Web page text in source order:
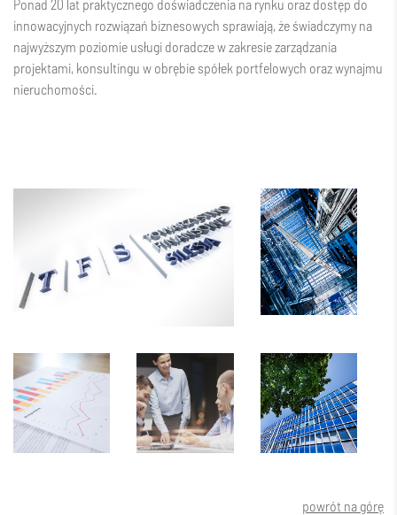
Ponad 20 lat praktycznego doświadczenia na rynku oraz dostęp do
innowacyjnych rozwiązań biznesowych sprawiają, że świadczymy na
najwyższym poziomie usługi doradcze w zakresie zarządzania
projektami, konsultingu w obrębie spółek portfelowych oraz wynajmu
nieruchomości.
powrót na górę